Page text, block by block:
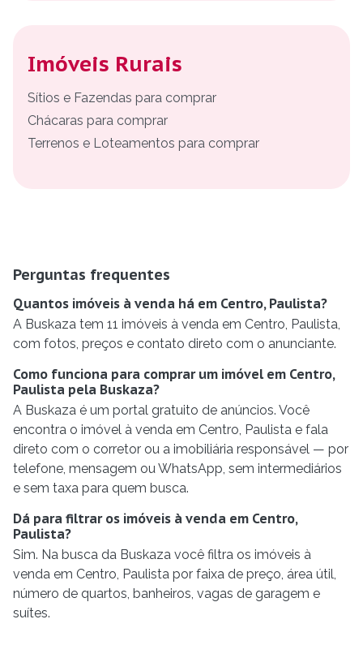
Imóveis Rurais
Sítios e Fazendas para comprar
Chácaras para comprar
Terrenos e Loteamentos para comprar
Perguntas frequentes
Quantos imóveis à venda há em Centro, Paulista?
A Buskaza tem 11 imóveis à venda em Centro, Paulista,
com fotos, preços e contato direto com o anunciante.
Como funciona para comprar um imóvel em Centro,
Paulista pela Buskaza?
A Buskaza é um portal gratuito de anúncios. Você
encontra o imóvel à venda em Centro, Paulista e fala
direto com o corretor ou a imobiliária responsável — por
telefone, mensagem ou WhatsApp, sem intermediários
e sem taxa para quem busca.
Dá para filtrar os imóveis à venda em Centro,
Paulista?
Sim. Na busca da Buskaza você filtra os imóveis à
venda em Centro, Paulista por faixa de preço, área útil,
número de quartos, banheiros, vagas de garagem e
suítes.